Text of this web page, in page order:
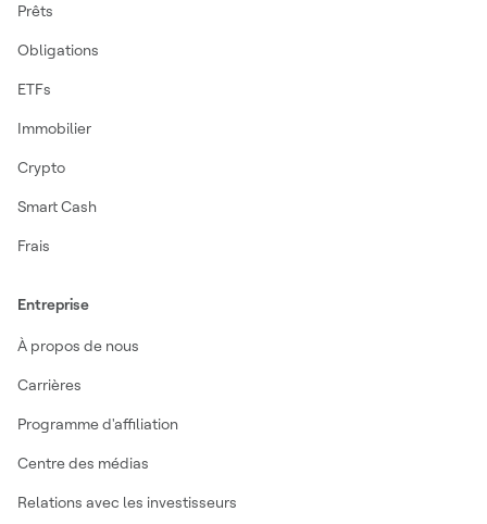
Prêts
Obligations
ETFs
Immobilier
Crypto
Smart Cash
Frais
Entreprise
À propos de nous
Carrières
Programme d'affiliation
Centre des médias
Relations avec les investisseurs